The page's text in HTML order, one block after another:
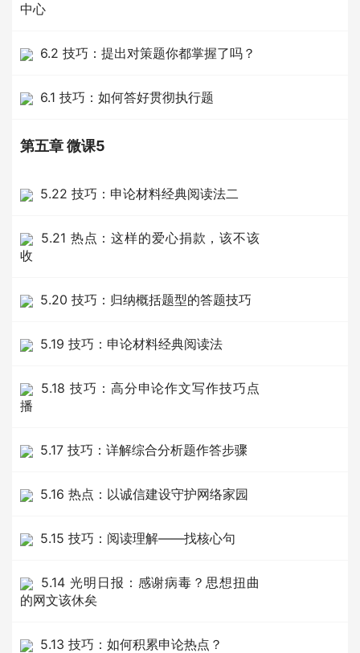
中心
6.2 技巧：提出对策题你都掌握了吗？
6.1 技巧：如何答好贯彻执行题
第五章 微课5
5.22 技巧：申论材料经典阅读法二
5.21 热点：这样的爱心捐款，该不该
收
5.20 技巧：归纳概括题型的答题技巧
5.19 技巧：申论材料经典阅读法
5.18 技巧：高分申论作文写作技巧点
播
5.17 技巧：详解综合分析题作答步骤
5.16 热点：以诚信建设守护网络家园
5.15 技巧：阅读理解——找核心句
5.14 光明日报：感谢病毒？思想扭曲
的网文该休矣
5.13 技巧：如何积累申论热点？